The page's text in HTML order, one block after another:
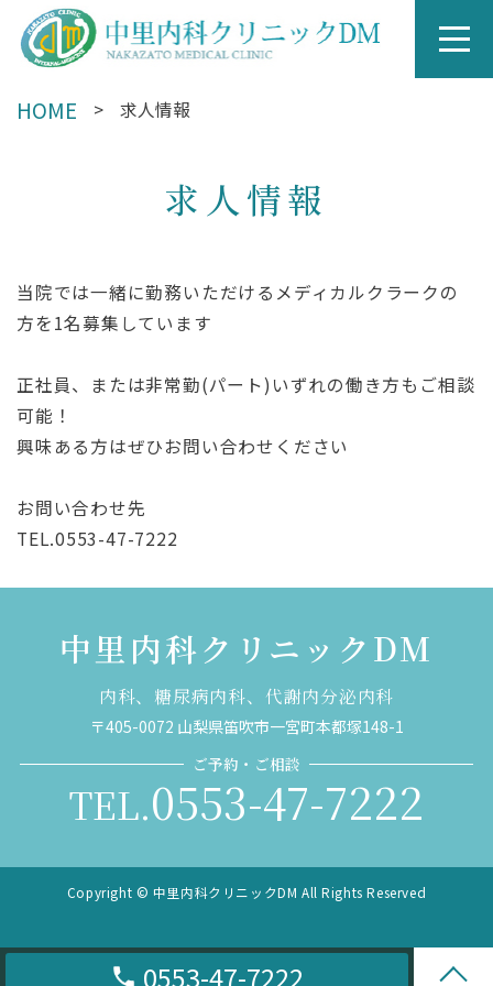
HOME 求人情報
求人情報
当院では一緒に勤務いただけるメディカルクラークの
方を1名募集しています
正社員、または非常勤(パート)いずれの働き方もご相談
可能！
興味ある方はぜひお問い合わせください
お問い合わせ先
TEL.0553-47-7222
中里内科クリニックDM
内科、糖尿病内科、代謝内分泌内科
〒405-0072 山梨県笛吹市一宮町本都塚148-1
ご予約・ご相談
TEL.0553-47-7222
Copyright © 中里内科クリニックDM All Rights Reserved